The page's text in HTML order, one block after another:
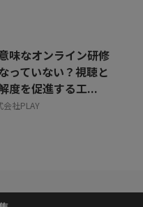
味なオンライン研修
っていない？視聴と
度を促進する工...
会社PLAY